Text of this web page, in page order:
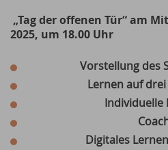
„Tag der offenen Tür“am
2025, um 18.00 Uhr
Vorstellung des
Lernen auf
Individuelle
Digitales